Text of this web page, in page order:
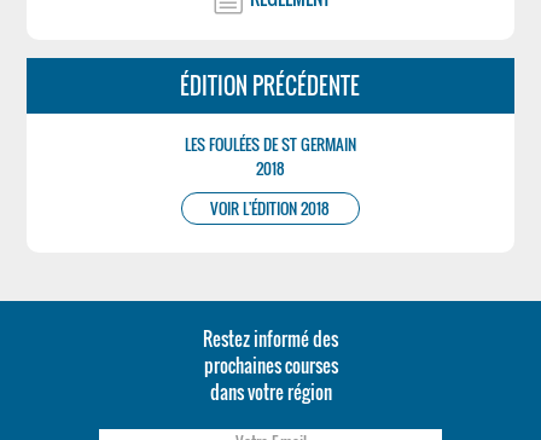
ÉDITION PRÉCÉDENTE
LES FOULÉES DE ST GERMAIN
2018
VOIR L'ÉDITION 2018
Restez informé des
prochaines courses
dans votre région